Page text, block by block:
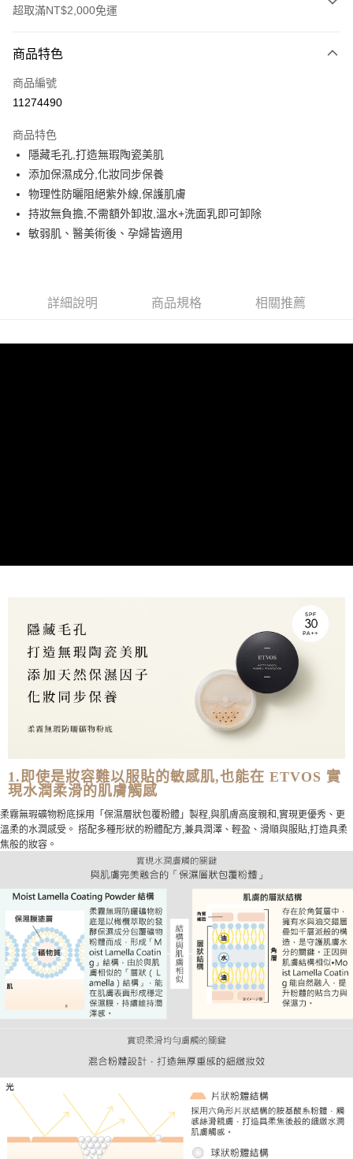
超取滿NT$2,000免運
信用卡一次付款
LINE Pay
街口支付
悠遊付
ATM付款
貨到付款
付款後/全家取貨
商品特色
商品編號
11274490
商品特色
隱藏毛孔,打造無瑕陶瓷美肌
添加保濕成分,化妝同步保養
物理性防曬阻絕紫外線,保護肌膚
持妝無負擔,不需額外卸妝,溫水+洗面乳即可卸除
敏弱肌、醫美術後、孕婦皆適用
詳細說明 商品規格 相關推薦
1.即使是妝容難以服貼的敏感肌,也能在 ETVOS 實
現水潤柔滑的肌膚觸感
柔霧無瑕礦物粉底採用「保濕層狀包覆粉體」製程,與肌膚高度親和,實現更優秀、更
溫柔的水潤感受。 搭配多種形狀的粉體配方,兼具潤澤、輕盈、滑順與服貼,打造具柔
焦般的妝容。